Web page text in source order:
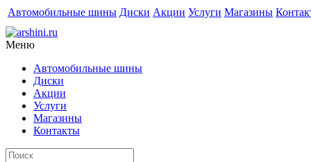
Автомобильные шины Диски Акции Услуги Магазины
Меню
Автомобильные шины
Диски
Акции
Услуги
Магазины
Контакты